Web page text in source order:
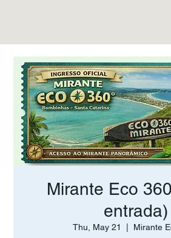
Mirante Eco
entrada)
Thu, May 21 Mirante